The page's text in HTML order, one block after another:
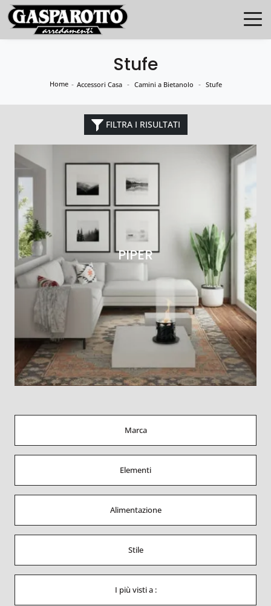
Stufe
Home - Accessori Casa - Camini a Bietanolo - Stufe
FILTRA I RISULTATI
Marca
Elementi
Alimentazione
Stile
I più visti a :
PIPER